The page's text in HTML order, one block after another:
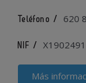
Teléfono / 620
NIF /
Más